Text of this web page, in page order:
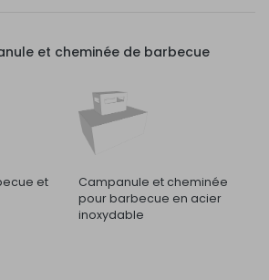
et cheminée de barbecue
et
Campanule et cheminée
pour barbecue en acier
inoxydable